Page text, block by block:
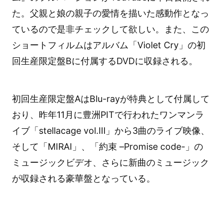
た。父親と娘の親子の愛情を描いた感動作となっ
ているので是非チェックして欲しい。また、この
ショートフィルムはアルバム「Violet Cry」の初
回生産限定盤Bに付属するDVDに収録される。
初回生産限定盤AはBlu-rayが特典として付属して
おり、昨年11月に豊洲PITで行われたワンマンラ
イブ「stellacage vol.Ⅲ」から3曲のライブ映像、
そして「MIRAI」、「約束 –Promise code-」の
ミュージックビデオ、さらに新曲のミュージック
が収録される豪華盤となっている。